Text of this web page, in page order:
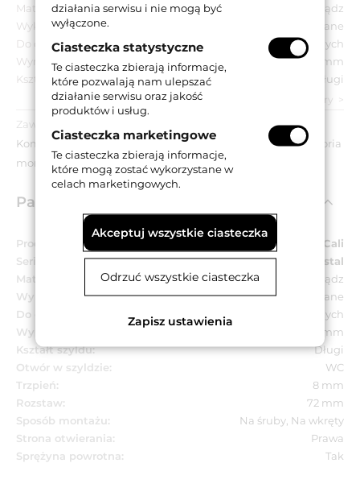
Materiał:
Mosiądz
Wykończenie:
OZ - pozłacane
Do drzwi:
Wewnętrznych
Wymiar szyldu:
46x250 mm
Kształt szyldu:
Długi
zobacz wszystkie parametry
Zawartość opakowania:
Komplet klamek na długich szyldach z blokadą WC, akcesoria
montażowe.
Parametry techniczne
Producent:
Linea Cali
Seria:
Idea Crystal
Materiał:
Mosiądz
Wykończenie:
OZ - pozłacane
Do drzwi:
Wewnętrznych
Wymiar szyldu:
46x250 mm
Kształt szyldu:
Długi
Otwór w szyldzie:
WC
Trzpień:
8 mm
Rozstaw:
72 mm
Sposób montażu:
Na śruby, Na wkręty
Strona otwierania:
Prawa
Sprężyna powrotna:
Tak
działania serwisu i nie mogą być
wyłączone.
Ciasteczka statystyczne
Te ciasteczka zbierają informacje,
które pozwalają nam ulepszać
działanie serwisu oraz jakość
produktów i usług.
Ciasteczka marketingowe
Te ciasteczka zbierają informacje,
które mogą zostać wykorzystane w
celach marketingowych.
Akceptuj wszystkie ciasteczka
Odrzuć wszystkie ciasteczka
Zapisz ustawienia